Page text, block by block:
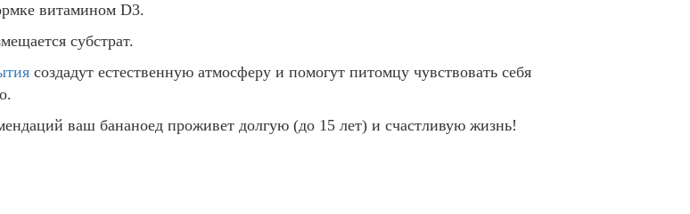
витамином D3.
субстрат.
создадут естественную атмосферу и помогут питомцу чувствовать себя
ваш бананоед проживет долгую (до 15 лет) и счастливую жизнь!